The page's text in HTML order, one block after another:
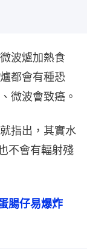
波爐加熱食
都會有種恐
微波會致癌。
指出，其實水
不會有輻射殘
腸仔易爆炸